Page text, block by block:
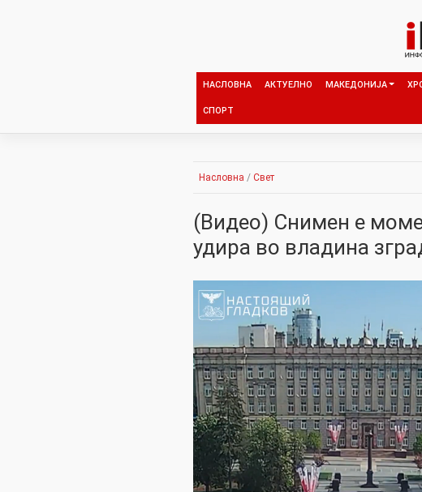
НАСЛОВНА АКТУЕЛНО МАКЕДОНИЈА
СПОРТ
Насловна / Свет
(Видео) Снимен е
удира во владина